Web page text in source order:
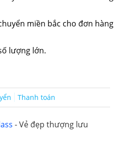
miền bắc cho đơn hàng
lượng lớn.
Thanh toán
- Vẻ đẹp thượng lưu